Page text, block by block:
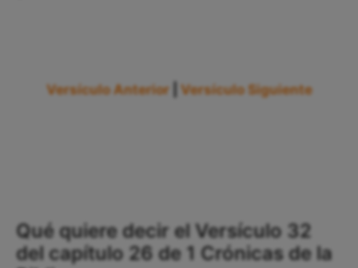
Versículo Anterior Versículo Siguiente
Qué quiere decir el Versículo 32
del capítulo 26 de 1 Crónicas de la